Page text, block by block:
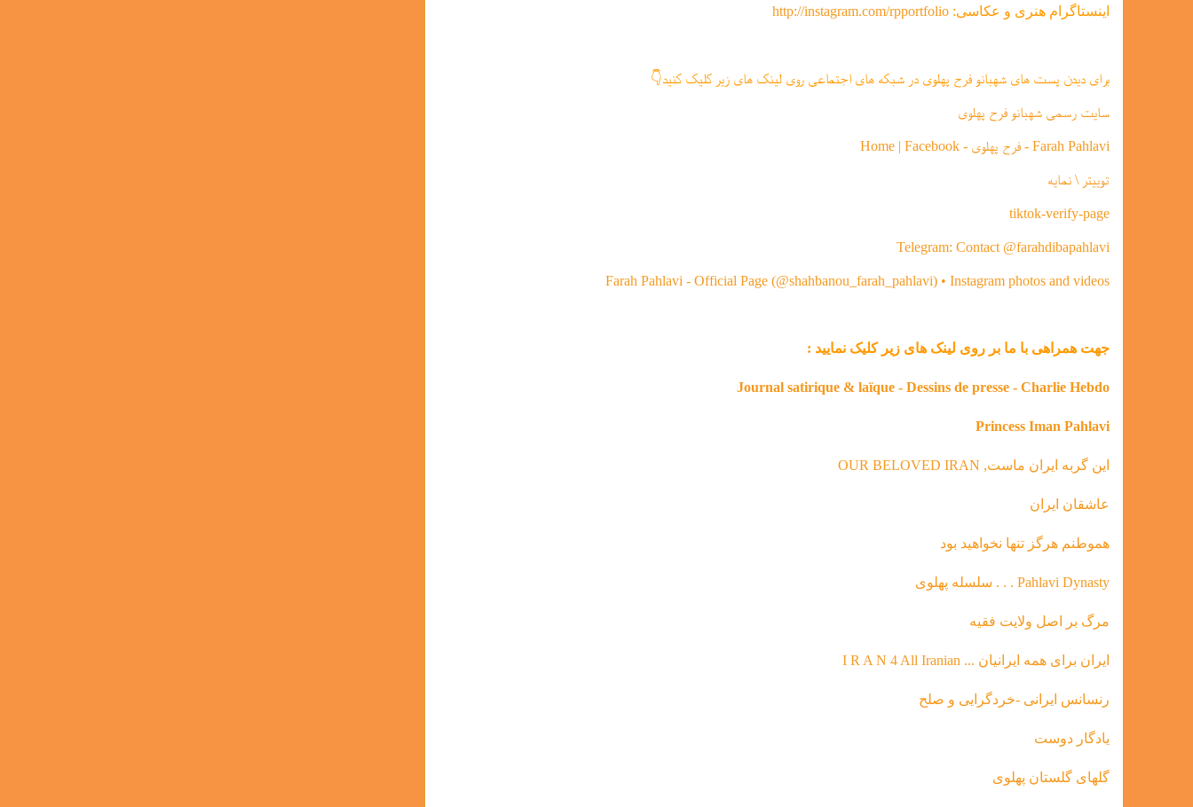
اینستاگرام هنری و عکاسی: http://instagram.com/rpportfolio
برای دیدن پست های شهبانو فرح پهلوی در شبکه های اجتماعی روی لینک های زیر کلیک کنید👇
سایت رسمی شهبانو فرح پهلوی
Farah Pahlavi - فرح پهلوی - Home | Facebook
توییتر \ نمایه
tiktok-verify-page
Telegram: Contact @farahdibapahlavi
Farah Pahlavi - Official Page (@shahbanou_farah_pahlavi) • Instagram photos and videos
جهت همراهی با ما بر روی لینک های زیر کلیک نمایید :
Journal satirique & laïque - Dessins de presse - Charlie Hebdo
Princess Iman Pahlavi
این گربه ایران ماست, OUR BELOVED IRAN
عاشقان ایران
هموطنم هرگز تنها نخواهید بود
Pahlavi Dynasty . . . سلسله‌ پهلوی
مرگ بر اصل ولایت فقیه
ایران برای همه ایرانیان ... I R A N 4 All Iranian
رنسانس ایرانی -خردگرایی و صلح
يادگار دوست
گلهاى گلستان پهلوى